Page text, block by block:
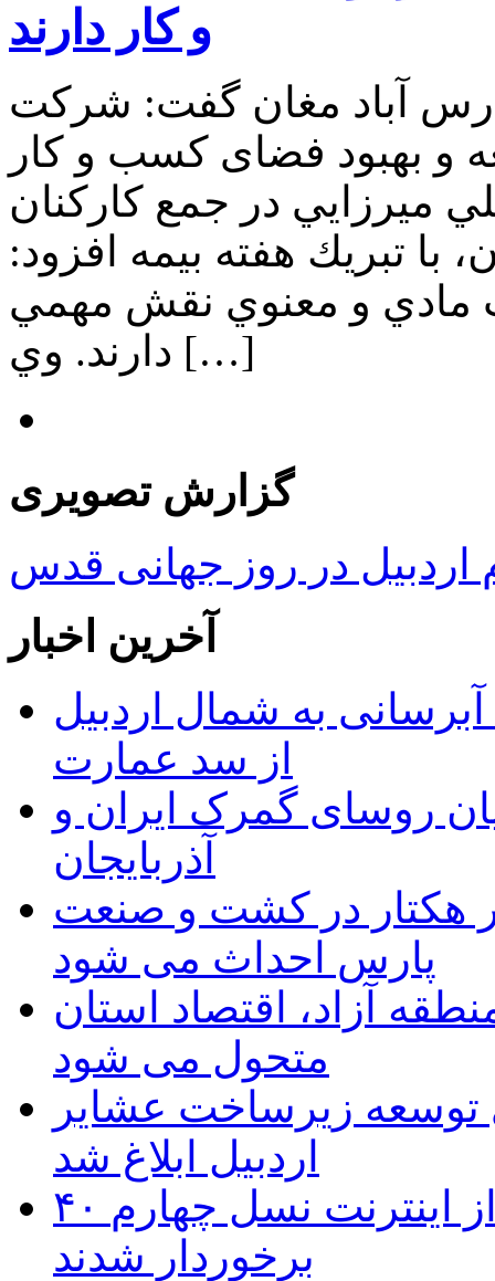
و کار دارند
پارس آباد مغان گفت: شرکت
و بهبود فضای کسب و کار
ميرزايي در جمع كاركنان
تبريك هفته بيمه افزود:
مادي و معنوي نقش مهمي
دارند. وي […]
گزارش تصویری
در روز جهانی قدس
آخرین اخبار
ماده ۲۳ طرح آبرسانی به شمال اردبیل
از سد عمارت
روسای گمرک ایران و
آذربایجان
هکتار در کشت و صنعت
پارس احداث می شود
آزاد، اقتصاد استان
متحول می شود
برای توسعه زیرساخت عشایر
اردبیل ابلاغ شد
۴۰ روستای شهرستان گِرمی از اینترنت نسل چهارم
برخوردار شدند